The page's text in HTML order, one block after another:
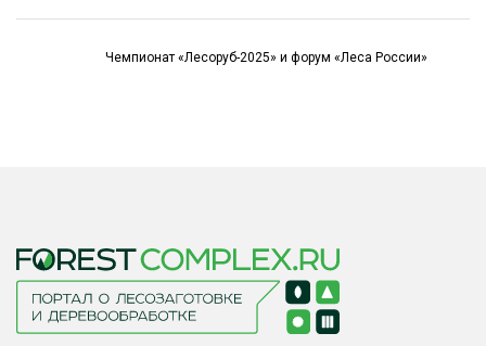
Чемпионат «Лесоруб-2025» и форум «Леса России»